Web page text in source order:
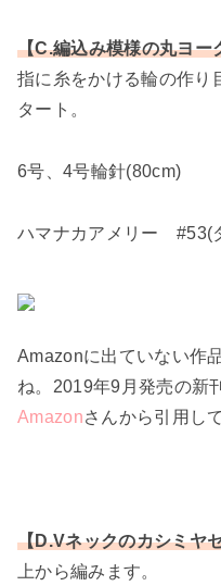
【C.編込み模様の丸ヨー
指に糸をかける輪の作り
タート。
6号、4号輪針(80cm)
ハマナカアメリー #53(
Amazonに出ていない作
ね。2019年9月発売の新
Amazonさんから引用し
【D.Vネックのカシミヤ
上から編みます。